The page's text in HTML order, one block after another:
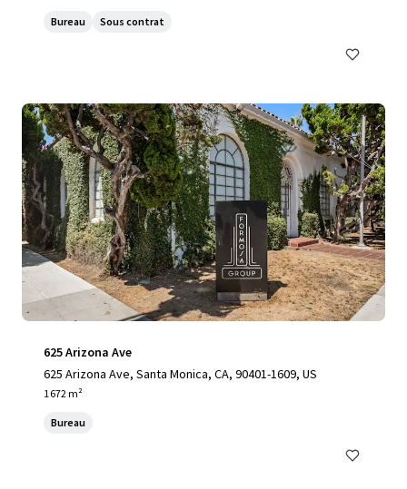
Bureau Sous contrat
625 Arizona Ave
625 Arizona Ave, Santa Monica, CA, 90401-1609, US
1 672 m²
Bureau